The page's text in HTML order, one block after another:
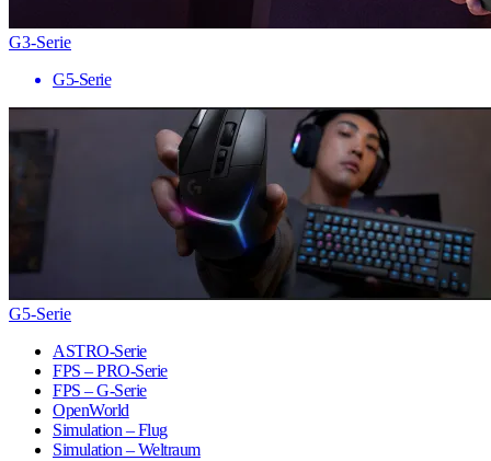
G3-Serie
G5-Serie
G5-Serie
ASTRO-Serie
FPS – PRO-Serie
FPS – G-Serie
OpenWorld
Simulation – Flug
Simulation – Weltraum